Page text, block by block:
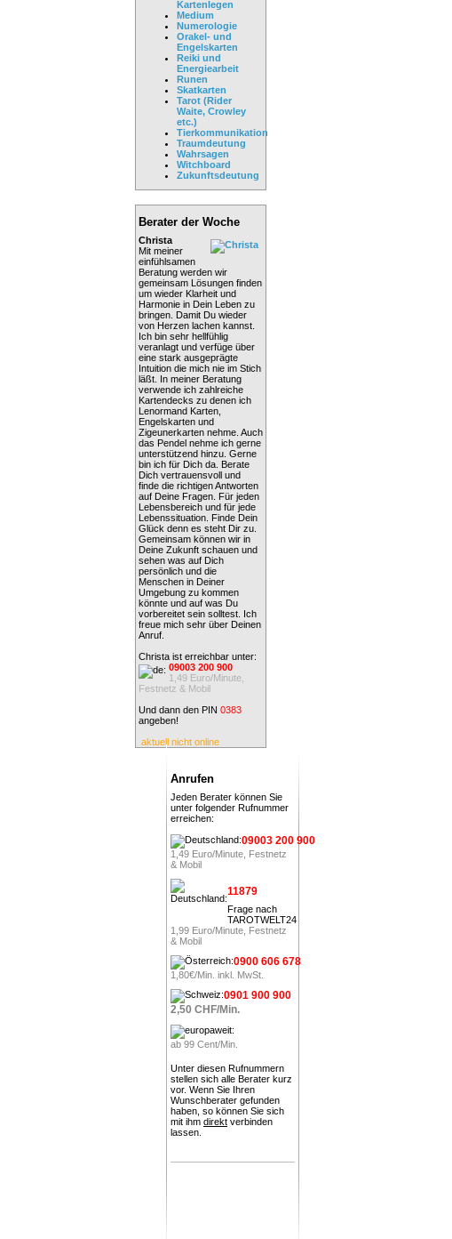
Kartenlegen
Medium
Numerologie
Orakel- und
Engelskarten
Reiki und
Energiearbeit
Runen
Skatkarten
Tarot (Rider
Waite, Crowley
etc.)
Tierkommunikation
Traumdeutung
Wahrsagen
Witchboard
Zukunftsdeutung
Berater der Woche
Christa
Mit meiner
einfühlsamen
Beratung werden wir
gemeinsam Lösungen finden
um wieder Klarheit und
Harmonie in Dein Leben zu
bringen. Damit Du wieder
von Herzen lachen kannst.
Ich bin sehr hellfühlig
veranlagt und verfüge über
eine stark ausgeprägte
Intuition die mich nie im Stich
läßt. In meiner Beratung
verwende ich zahlreiche
Kartendecks zu denen ich
Lenormand Karten,
Engelskarten und
Zigeunerkarten nehme. Auch
das Pendel nehme ich gerne
unterstützend hinzu. Gerne
bin ich für Dich da. Berate
Dich vertrauensvoll und
finde die richtigen Antworten
auf Deine Fragen. Für jeden
Lebensbereich und für jede
Lebenssituation. Finde Dein
Glück denn es steht Dir zu.
Gemeinsam können wir in
Deine Zukunft schauen und
sehen was auf Dich
persönlich und die
Menschen in Deiner
Umgebung zu kommen
könnte und auf was Du
vorbereitet sein solltest. Ich
freue mich sehr über Deinen
Anruf.
Christa ist erreichbar unter:
09003 200 900
1,49 Euro/Minute,
Festnetz & Mobil
Und dann den PIN 0383
angeben!
aktuell nicht online
Anrufen
Jeden Berater können Sie
unter folgender Rufnummer
erreichen:
09003 200 900
1,49 Euro/Minute, Festnetz
& Mobil
11879
Frage nach
TAROTWELT24
1,99 Euro/Minute, Festnetz
& Mobil
0900 606 678
1,80€/Min. inkl. MwSt.
0901 900 900
2,50 CHF/Min.
ab 99 Cent/Min.
Unter diesen Rufnummern
stellen sich alle Berater kurz
vor. Wenn Sie Ihren
Wunschberater gefunden
haben, so können Sie sich
mit ihm direkt verbinden
lassen.